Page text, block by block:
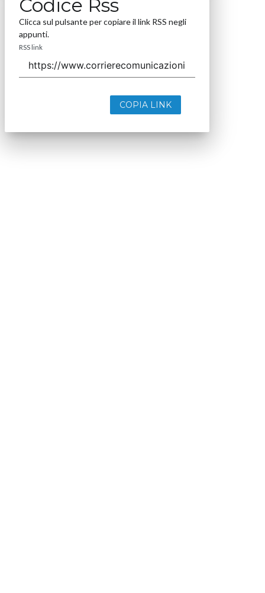
Codice Rss
Clicca sul pulsante per copiare il link RSS negli
appunti.
RSS link
COPIA LINK